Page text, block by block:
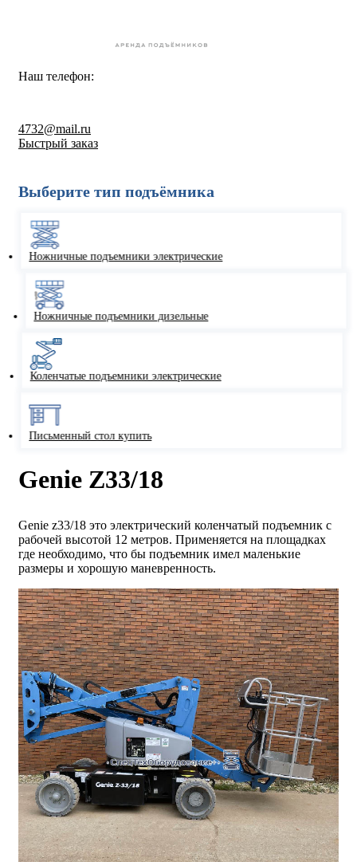
Наш телефон:
4732@mail.ru
Быстрый заказ
Выберите тип подъёмника
Ножничные подъемники электрические
Ножничные подъемники дизельные
Коленчатые подъемники электрические
Письменный стол купить
Genie Z33/18
Genie z33/18 это электрический коленчатый подъемник с
рабочей высотой 12 метров. Применяется на площадках
где необходимо, что бы подъемник имел маленькие
размеры и хорошую маневренность.